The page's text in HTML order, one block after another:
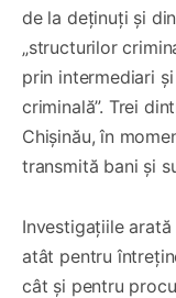
de la deținuți și
„structurilor
prin intermediari
criminală”. Trei
Chișinău, în
transmită bani și
Investigațiile
atât pentru
cât și pentru